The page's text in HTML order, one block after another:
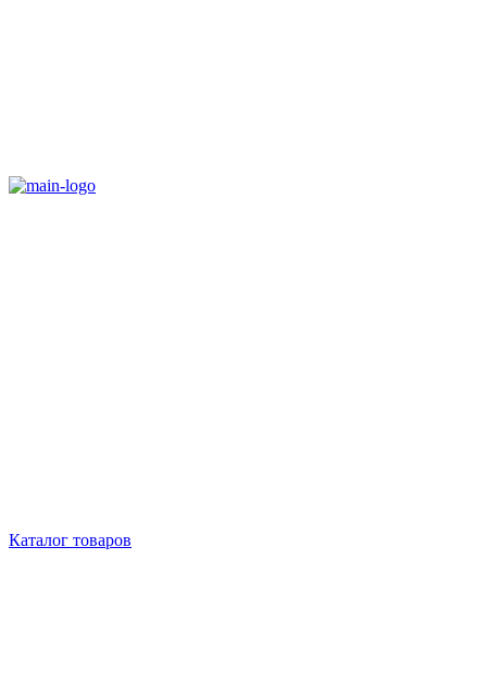
Каталог товаров